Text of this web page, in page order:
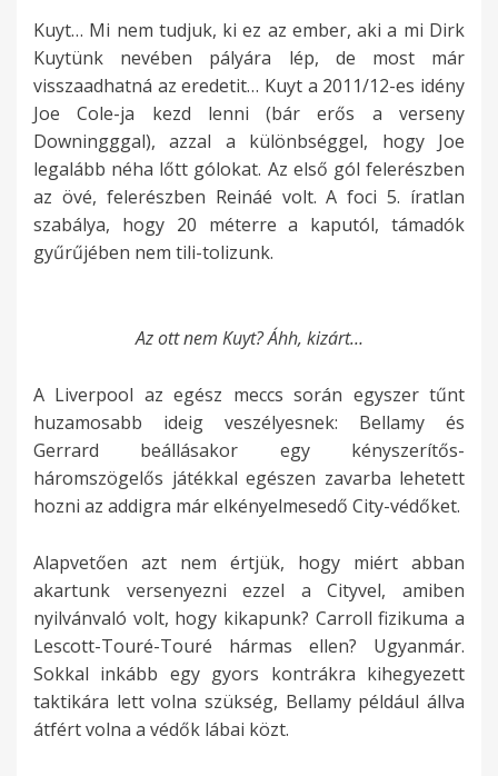
Kuyt… Mi nem tudjuk, ki ez az ember, aki a mi Dirk
Kuytünk nevében pályára lép, de most már
visszaadhatná az eredetit… Kuyt a 2011/12-es idény
Joe Cole-ja kezd lenni (bár erős a verseny
Downingggal), azzal a különbséggel, hogy Joe
legalább néha lőtt gólokat. Az első gól felerészben
az övé, felerészben Reináé volt. A foci 5. íratlan
szabálya, hogy 20 méterre a kaputól, támadók
gyűrűjében nem tili-tolizunk.
Az ott nem Kuyt? Áhh, kizárt…
A Liverpool az egész meccs során egyszer tűnt
huzamosabb ideig veszélyesnek: Bellamy és
Gerrard beállásakor egy kényszerítős-
háromszögelős játékkal egészen zavarba lehetett
hozni az addigra már elkényelmesedő City-védőket.
Alapvetően azt nem értjük, hogy miért abban
akartunk versenyezni ezzel a Cityvel, amiben
nyilvánvaló volt, hogy kikapunk? Carroll fizikuma a
Lescott-Touré-Touré hármas ellen? Ugyanmár.
Sokkal inkább egy gyors kontrákra kihegyezett
taktikára lett volna szükség, Bellamy például állva
átfért volna a védők lábai közt.